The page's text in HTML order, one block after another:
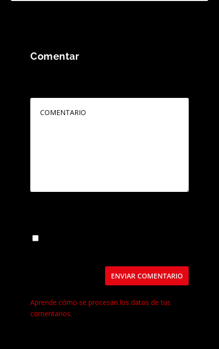
Comentar
Aprende cómo se procesan los datos de tus
comentarios.